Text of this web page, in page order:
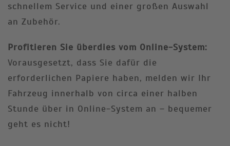
schnellem Service und einer großen Auswahl
an Zubehör.
Profitieren Sie überdies vom Online-System:
Vorausgesetzt, dass Sie dafür die
erforderlichen Papiere haben, melden wir Ihr
Fahrzeug innerhalb von circa einer halben
Stunde über in Online-System an – bequemer
geht es nicht!